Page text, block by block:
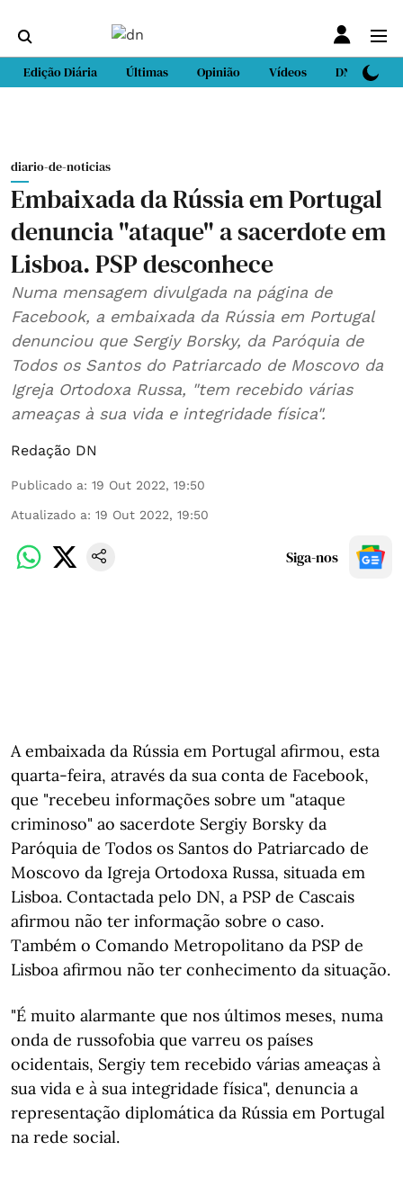
Edição Diária Últimas Opinião Vídeos DN Sport
diario-de-noticias
Embaixada da Rússia em Portugal
denuncia "ataque" a sacerdote em
Lisboa. PSP desconhece
Numa mensagem divulgada na página de
Facebook, a embaixada da Rússia em Portugal
denunciou que Sergiy Borsky, da Paróquia de
Todos os Santos do Patriarcado de Moscovo da
Igreja Ortodoxa Russa, "tem recebido várias
ameaças à sua vida e integridade física".
Redação DN
Publicado a: 19 Out 2022, 19:50
Atualizado a: 19 Out 2022, 19:50
Siga-nos
A embaixada da Rússia em Portugal afirmou, esta
quarta-feira, através da sua conta de Facebook,
que "recebeu informações sobre um "ataque
criminoso" ao sacerdote Sergiy Borsky da
Paróquia de Todos os Santos do Patriarcado de
Moscovo da Igreja Ortodoxa Russa, situada em
Lisboa. Contactada pelo DN, a PSP de Cascais
afirmou não ter informação sobre o caso.
Também o Comando Metropolitano da PSP de
Lisboa afirmou não ter conhecimento da situação.
"É muito alarmante que nos últimos meses, numa
onda de russofobia que varreu os países
ocidentais, Sergiy tem recebido várias ameaças à
sua vida e à sua integridade física", denuncia a
representação diplomática da Rússia em Portugal
na rede social.